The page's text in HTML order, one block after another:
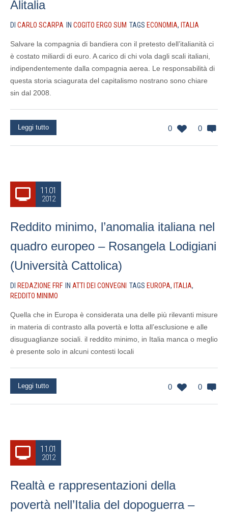
Alitalia
DI CARLO SCARPA IN COGITO ERGO SUM TAGS ECONOMIA, ITALIA
Salvare la compagnia di bandiera con il pretesto dell’italianità ci
è costato miliardi di euro. A carico di chi vola dagli scali italiani,
indipendentemente dalla compagnia aerea. Le responsabilità di
questa storia sciagurata del capitalismo nostrano sono chiare
sin dal 2008.
0 0
Leggi tutto
11.01
2012
Reddito minimo, l’anomalia italiana nel
quadro europeo – Rosangela Lodigiani
(Università Cattolica)
DI REDAZIONE FRF IN ATTI DEI CONVEGNI TAGS EUROPA, ITALIA,
REDDITO MINIMO
Quella che in Europa è considerata una delle più rilevanti misure
in materia di contrasto alla povertà e lotta all’esclusione e alle
disuguaglianze sociali. il reddito minimo, in Italia manca o meglio
è presente solo in alcuni contesti locali
0 0
Leggi tutto
11.01
2012
Realtà e rappresentazioni della
povertà nell’Italia del dopoguerra –